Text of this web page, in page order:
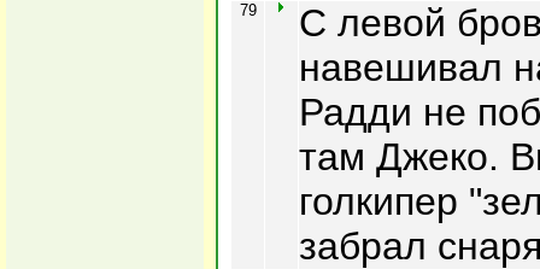
79
С левой
навешивал
Радди не
там Джеко.
голкипер
забрал